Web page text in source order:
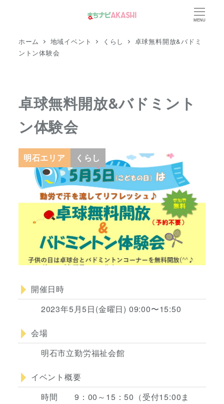
MENU
ホーム 地域イベント くらし
卓球無料開放&バドミ
ントン体験会
卓球無料開放&バドミント
ン体験会
明石エリア くらし
開催日時
2023年5月5日(金曜日) 09:00〜15:50
会場
明石市立勤労福祉会館
イベント概要
時間 9：00～15：50（受付15:00ま